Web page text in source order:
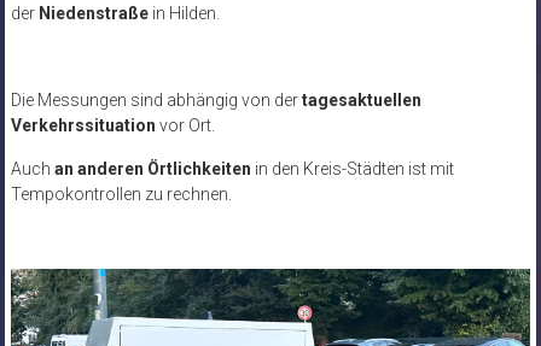
der Niedenstraße in Hilden.
Die Messungen sind abhängig von dertagesaktuellen
Verkehrssituation vor Ort.
Auch an anderen Örtlichkeiten in den Kreis-Städten ist mit
Tempokontrollen zu rechnen.